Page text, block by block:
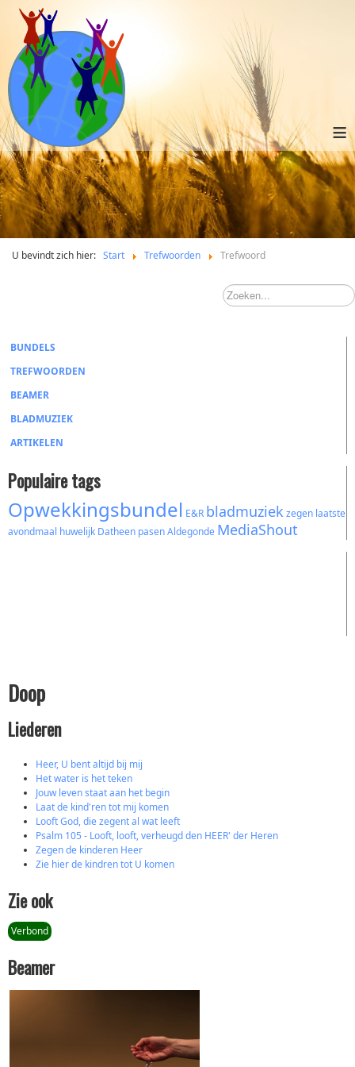
≡
U bevindt zich hier: Start Trefwoorden Trefwoord
BUNDELS
TREFWOORDEN
BEAMER
BLADMUZIEK
ARTIKELEN
Populaire tags
Opwekkingsbundel E&R bladmuziekzegen laatste
avondmaal huwelijk Datheen pasenAldegonde MediaShout
Doop
Liederen
Heer, U bent altijd bij mij
Het water is het teken
Jouw leven staat aan het begin
Laat de kind'ren tot mij komen
Looft God, die zegent al wat leeft
Psalm 105 - Looft, looft, verheugd den HEER' der Heren
Zegen de kinderen Heer
Zie hier de kindren tot U komen
Zie ook
Verbond
Beamer